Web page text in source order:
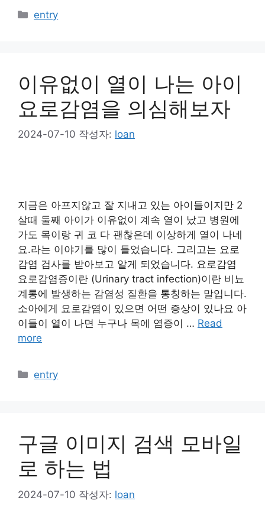
카
entry
이유없이 열이 나는 아이
요로감염을 의심해보자
2024-07-10 작성자: loan
지금은 아프지않고 잘 지내고 있는 아이들이지만 2
살때 둘째 아이가 이유없이 계속 열이 났고 병원에
가도 목이랑 귀 코 다 괜찮은데 이상하게 열이 나네
요.라는 이야기를 많이 들었습니다. 그리고는 요로
감염 검사를 받아보고 알게 되었습니다. 요로감염
요로감염증이란 (Urinary tract infection)이란 비뇨
계통에 발생하는 감염성 질환을 통칭하는 말입니다.
소아에게 요로감염이 있으면 어떤 증상이 있나요 아
이들이 열이 나면 누구나 목에 염증이 … Read
more
카
entry
구글 이미지 검색 모바일
로 하는 법
2024-07-10 작성자: loan